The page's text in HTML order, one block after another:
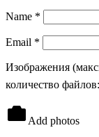
Name *
Email *
Изображения
количество
Add photos